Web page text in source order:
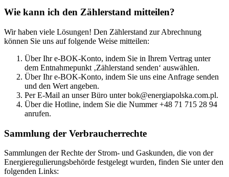
Wie kann ich den Zählerstand mitteilen?
Wir haben viele Lösungen! Den Zählerstand zur Abrechnung
können Sie uns auf folgende Weise mitteilen:
Über Ihr e-BOK-Konto, indem Sie in Ihrem Vertrag unter
dem Entnahmepunkt ‚Zählerstand senden‘ auswählen.
Über Ihr e-BOK-Konto, indem Sie uns eine Anfrage senden
und den Wert angeben.
Per E-Mail an unser Büro unterbok@energiapolska.com.pl.
Über die Hotline, indem Sie die Nummer +48 71 715 28 94
anrufen.
Sammlung der Verbraucherrechte
Sammlungen der Rechte der Strom- und Gaskunden, die von der
Energieregulierungsbehörde festgelegt wurden, finden Sie unter den
folgenden Links: